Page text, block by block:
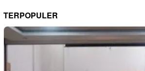
TERPOPULER